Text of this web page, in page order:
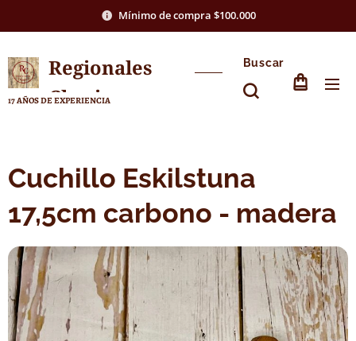
Mínimo de compra $100.000
Regionales
Chasico
17 AÑOS DE EXPERIENCIA
Buscar
Cuchillo Eskilstuna
17,5cm carbono - madera